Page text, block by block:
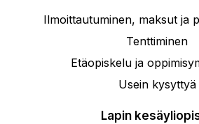
Ilmoittautuminen, maksut ja
Tenttiminen
Etäopiskelu ja
Usein kysyttyä
Lapin